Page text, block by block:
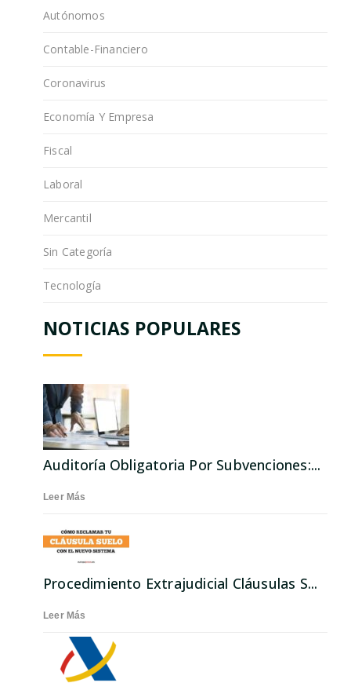
Autónomos
Contable-Financiero
Coronavirus
Economía Y Empresa
Fiscal
Laboral
Mercantil
Sin Categoría
Tecnología
NOTICIAS POPULARES
Auditoría Obligatoria Por Subvenciones:...
Leer Más
Procedimiento Extrajudicial Cláusulas S...
Leer Más